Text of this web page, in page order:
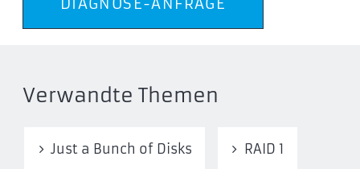
DIAGNOSE-ANFRAGE
Verwandte Themen
Just a Bunch of Disks RAID 1